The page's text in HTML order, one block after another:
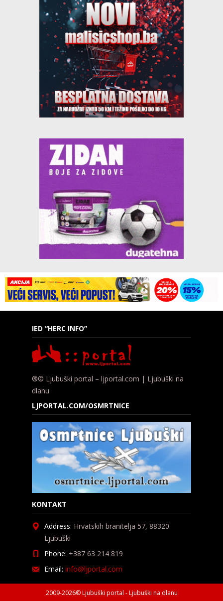
IED “HERC INFO”
®© Ljubuški portal – ljportal.com | Ljubuški na
dlanu
LJPORTAL.COM/OSMRTNICE
KONTAKT
Address: Hrvatskih branitelja 57, 88320
Ljubuški
Phone: +387 63 214 819
Email: info@ljportal.com
2009-2026© Ljubuški portal - Ljubuški na dlanu